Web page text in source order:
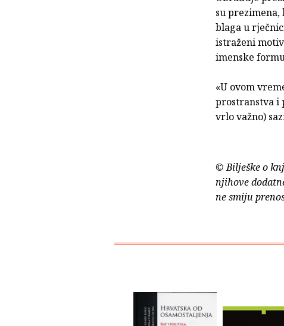
su
blaga u
istraženi
imenske
«U ovom
prostranstva i
vrlo važno)
© Bilješke o
njihove
ne smiju